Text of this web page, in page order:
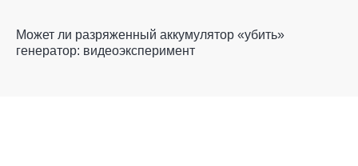
Может ли разряженный аккумулятор «убить»
генератор: видеоэксперимент